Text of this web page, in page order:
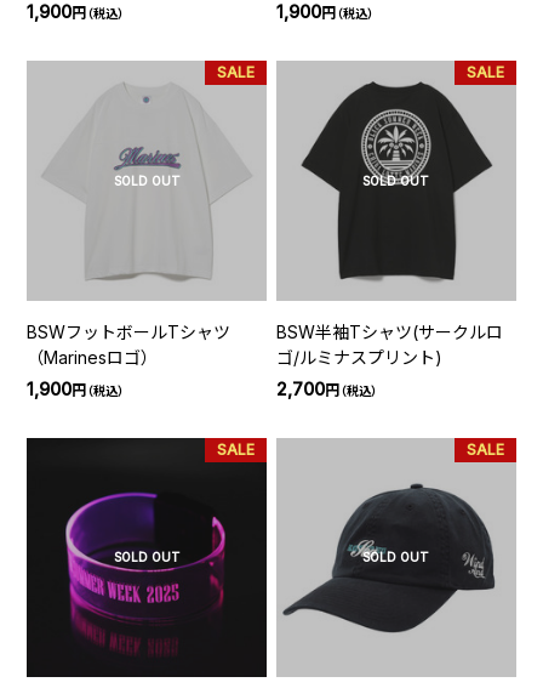
1,900円（税込）
1,900円（税込）
SOLD OUT
SALE
BSWフットボールTシャツ
（Marinesロゴ）
1,900円（税込）
SOLD OUT
SALE
BSW半袖Tシャツ(サークルロ
ゴ/ルミナスプリント)
2,700円（税込）
SOLD OUT
SALE
SOLD OUT
SALE